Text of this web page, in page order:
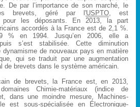
De par l’importance de son marché, le
brevets, géré par l'USPTO, est
pour les déposants. En 2013, la part
accordés à la France est de 2,1 %.
% en 1994. Jusqu’en 2006, elle a
s’est stabilisée. Cette diminution
dynamisme de nouveaux pays en matière
qui se traduit par une augmentation
de brevets dans le système américain.
de brevets, la France est, en 2013,
Chimie-matériaux (indice de
dans une moindre mesure, Machines-
est sous-spécialisée en Électronique-